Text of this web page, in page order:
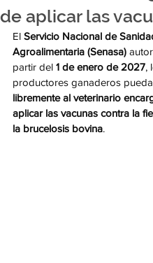
de aplicar las
El Servicio Nacional de
Agroalimentaria (Senasa)
partir del 1 de enero de 2027,
productores ganaderos
libremente al veterinario
aplicar las vacunas contra la
la brucelosis bovina.